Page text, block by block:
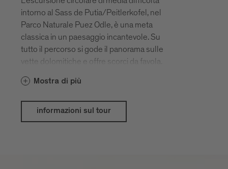
intorno al Sass de Putia/Peitlerkofel, nel
Parco Naturale Puez Odle, è una meta
classica in un paesaggio incantevole. Su
tutto il percorso si gode il panorama sulle
vette dolomitiche e offre scorci da favola.
Mostra di più
informazioni sul tour